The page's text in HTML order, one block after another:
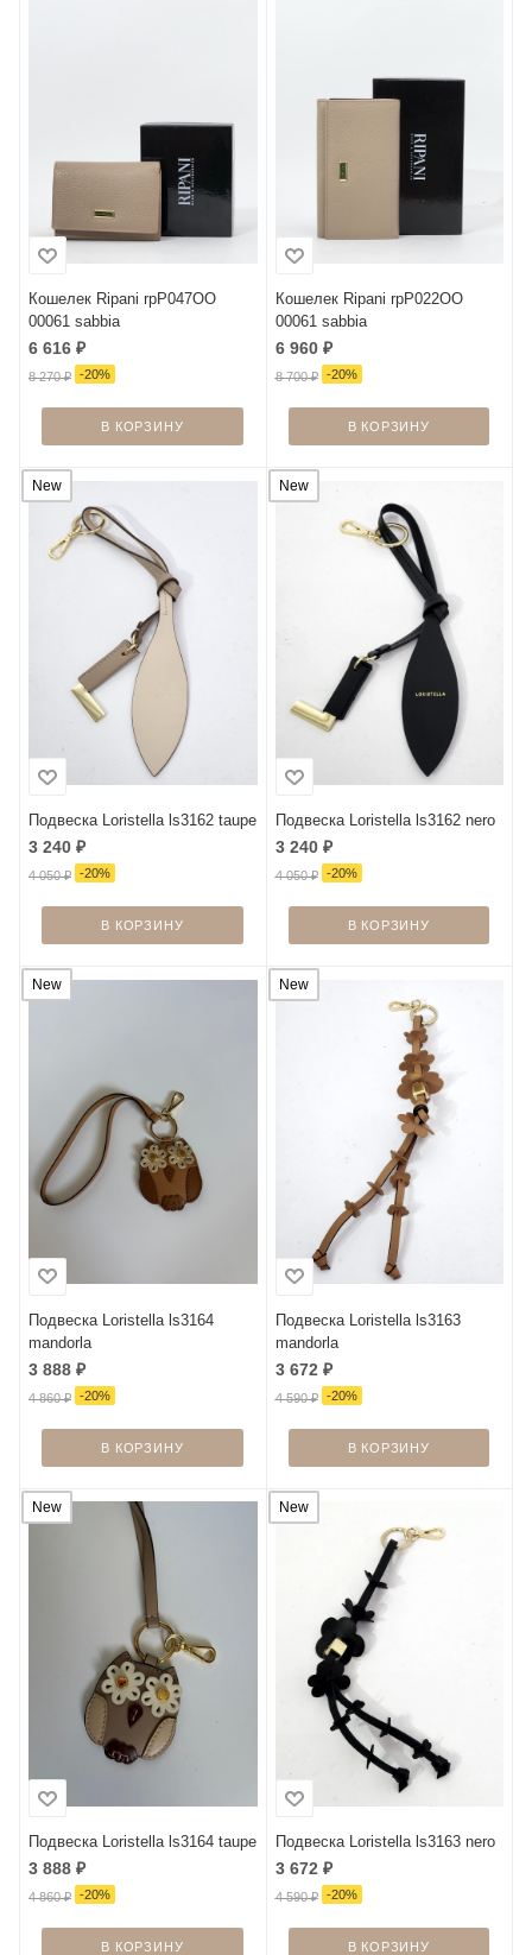
Кошелек Ripani rpP047OO
00061 sabbia
6 616 ₽
8 270₽ -20%
В КОРЗИНУ
Кошелек Ripani rpP022OO
00061 sabbia
6 960₽
8 700₽ -20%
В КОРЗИНУ
New
Подвеска Loristella ls3162 taupe
3 240 ₽
4 050₽ -20%
В КОРЗИНУ
New
Подвеска Loristella ls3162 nero
3 240₽
4 050₽ -20%
В КОРЗИНУ
New
Подвеска Loristella ls3164
mandorla
3 888 ₽
4 860₽ -20%
В КОРЗИНУ
New
Подвеска Loristella ls3163
mandorla
3 672 ₽
4 590₽ -20%
В КОРЗИНУ
New
Подвеска Loristella ls3164 taupe
3 888 ₽
4 860₽ -20%
В КОРЗИНУ
New
Подвеска Loristella ls3163 nero
3 672 ₽
4 590₽ -20%
В КОРЗИНУ